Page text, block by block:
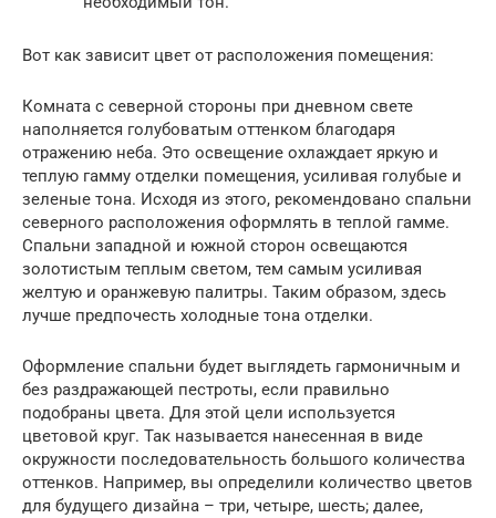
Вот как зависит цвет от расположения помещения:
Комната с северной стороны при дневном свете
наполняется голубоватым оттенком благодаря
отражению неба. Это освещение охлаждает яркую и
теплую гамму отделки помещения, усиливая голубые и
зеленые тона. Исходя из этого, рекомендовано спальни
северного расположения оформлять в теплой гамме.
Спальни западной и южной сторон освещаются
золотистым теплым светом, тем самым усиливая
желтую и оранжевую палитры. Таким образом, здесь
лучше предпочесть холодные тона отделки.
Оформление спальни будет выглядеть гармоничным и
без раздражающей пестроты, если правильно
подобраны цвета. Для этой цели используется
цветовой круг. Так называется нанесенная в виде
окружности последовательность большого количества
оттенков. Например, вы определили количество цветов
для будущего дизайна – три, четыре, шесть; далее,